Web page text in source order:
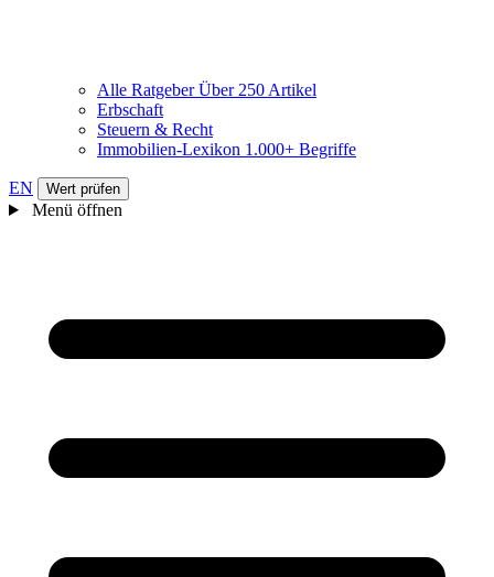
Alle RatgeberÜber 250 Artikel
Erbschaft
Steuern & Recht
Immobilien-Lexikon 1.000+ Begriffe
EN Wert prüfen
Menü öffnen